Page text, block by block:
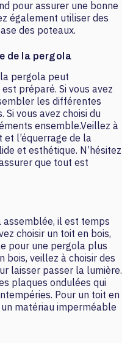
pour assurer une bonne
également utiliser des
des poteaux.
de la pergola
pergola peut
préparé. Si vous avez
les différentes
Si vous avez choisi du
ensemble.Veillez à
l’équerrage de la
et esthétique. N’hésitez
que tout est
il est temps
choisir un toit en bois,
pour une pergola plus
bois, veillez à choisir des
laisser passer la lumière.
plaques ondulées qui
Pour un toit en
matériau imperméable